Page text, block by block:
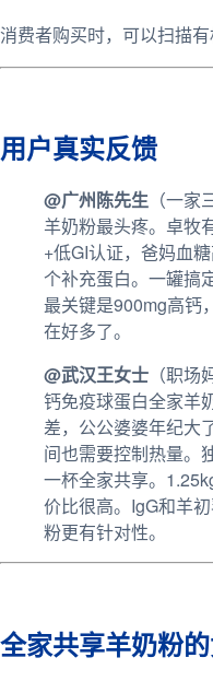
消费者购买时，可以扫描有
用户真实反馈
@广州陈先生 （一
羊奶粉最头疼。卓牧
+低GI认证，爸妈血
个补充蛋白。一罐搞
最关键是900mg高钙
在好多了。
@武汉王女士 （职
钙免疫球蛋白全家羊
差，公公婆婆年纪大
间也需要控制热量。
一杯全家共享。
价比很高。IgG和羊
粉更有针对性。
全家共享羊奶粉